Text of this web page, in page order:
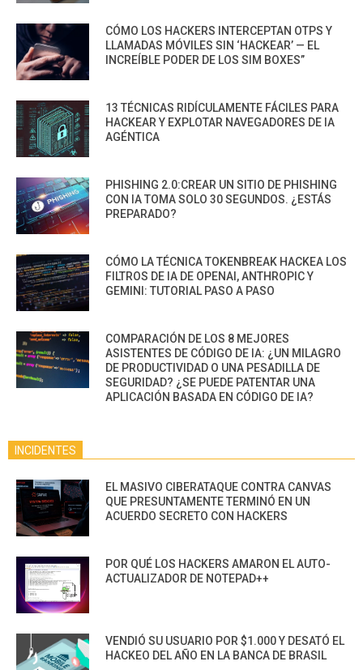
CÓMO LOS HACKERS INTERCEPTAN OTPS Y
LLAMADAS MÓVILES SIN ‘HACKEAR’ — EL
INCREÍBLE PODER DE LOS SIM BOXES”
13 TÉCNICAS RIDÍCULAMENTE FÁCILES PARA
HACKEAR Y EXPLOTAR NAVEGADORES DE IA
AGÉNTICA
PHISHING 2.0:CREAR UN SITIO DE PHISHING
CON IA TOMA SOLO 30 SEGUNDOS. ¿ESTÁS
PREPARADO?
CÓMO LA TÉCNICA TOKENBREAK HACKEA LOS
FILTROS DE IA DE OPENAI, ANTHROPIC Y
GEMINI: TUTORIAL PASO A PASO
COMPARACIÓN DE LOS 8 MEJORES
ASISTENTES DE CÓDIGO DE IA: ¿UN MILAGRO
DE PRODUCTIVIDAD O UNA PESADILLA DE
SEGURIDAD? ¿SE PUEDE PATENTAR UNA
APLICACIÓN BASADA EN CÓDIGO DE IA?
INCIDENTES
EL MASIVO CIBERATAQUE CONTRA CANVAS
QUE PRESUNTAMENTE TERMINÓ EN UN
ACUERDO SECRETO CON HACKERS
POR QUÉ LOS HACKERS AMARON EL AUTO-
ACTUALIZADOR DE NOTEPAD++
VENDIÓ SU USUARIO POR $1.000 Y DESATÓ EL
HACKEO DEL AÑO EN LA BANCA DE BRASIL